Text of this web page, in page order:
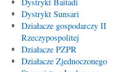
Dystrykt Sunsari
Działacze gospodarczy II
Rzeczypospolitej
Działacze PZPR
Działacze Zjednoczonego